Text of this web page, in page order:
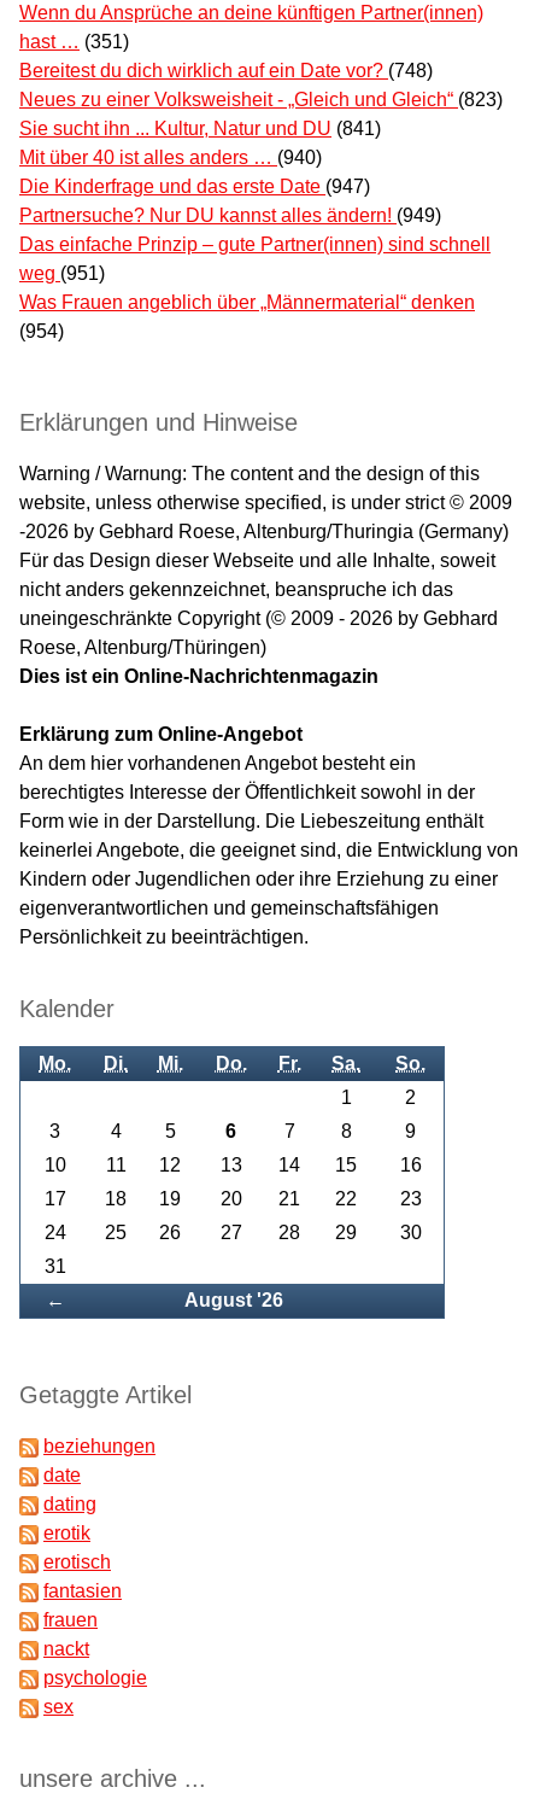
Wenn du Ansprüche an deine künftigen Partner(innen)
hast … (351)
Bereitest du dich wirklich auf ein Date vor? (748)
Neues zu einer Volksweisheit - „Gleich und Gleich“ (823)
Sie sucht ihn ... Kultur, Natur und DU (841)
Mit über 40 ist alles anders … (940)
Die Kinderfrage und das erste Date (947)
Partnersuche? Nur DU kannst alles ändern! (949)
Das einfache Prinzip – gute Partner(innen) sind schnell
weg (951)
Was Frauen angeblich über „Männermaterial“ denken
(954)
Erklärungen und Hinweise
Warning / Warnung: The content and the design of this
website, unless otherwise specified, is under strict © 2009
-2026 by Gebhard Roese, Altenburg/Thuringia (Germany)
Für das Design dieser Webseite und alle Inhalte, soweit
nicht anders gekennzeichnet, beanspruche ich das
uneingeschränkte Copyright (© 2009 - 2026 by Gebhard
Roese, Altenburg/Thüringen)
Dies ist ein Online-Nachrichtenmagazin
Erklärung zum Online-Angebot
An dem hier vorhandenen Angebot besteht ein
berechtigtes Interesse der Öffentlichkeit sowohl in der
Form wie in der Darstellung. Die Liebeszeitung enthält
keinerlei Angebote, die geeignet sind, die Entwicklung von
Kindern oder Jugendlichen oder ihre Erziehung zu einer
eigenverantwortlichen und gemeinschaftsfähigen
Persönlichkeit zu beeinträchtigen.
Kalender
Mo. Di. Mi. Do. Fr. Sa. So.
← August '26
1
2
3
4 5 6 7 8
9
10
11 12 13 14 15
16
17
18 19 20 21 22
23
24
25 26 27 28 29
30
31
Getaggte Artikel
beziehungen
date
dating
erotik
erotisch
fantasien
frauen
nackt
psychologie
sex
unsere archive ...